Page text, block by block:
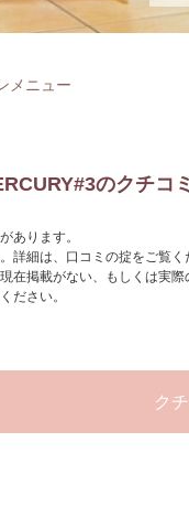
メニュー
のクチコ
あります。
細は、口コミの掟をご覧く
在掲載がない、もしくは実際
ださい。
ク